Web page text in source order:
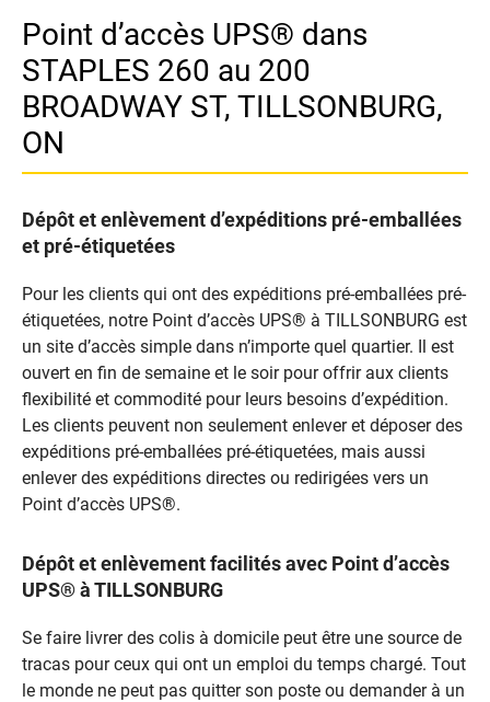
Point d’accès UPS® dans
STAPLES 260 au 200
BROADWAY ST, TILLSONBURG,
ON
Dépôt et enlèvement d’expéditions pré-emballées
et pré-étiquetées
Pour les clients qui ont des expéditions pré-emballées pré-
étiquetées, notre Point d’accès UPS® à TILLSONBURG est
un site d’accès simple dans n’importe quel quartier. Il est
ouvert en fin de semaine et le soir pour offrir aux clients
flexibilité et commodité pour leurs besoins d’expédition.
Les clients peuvent non seulement enlever et déposer des
expéditions pré-emballées pré-étiquetées, mais aussi
enlever des expéditions directes ou redirigées vers un
Point d’accès UPS®.
Dépôt et enlèvement facilités avec Point d’accès
UPS® à TILLSONBURG
Se faire livrer des colis à domicile peut être une source de
tracas pour ceux qui ont un emploi du temps chargé. Tout
le monde ne peut pas quitter son poste ou demander à un